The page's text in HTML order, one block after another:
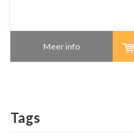
Meer info
Tags